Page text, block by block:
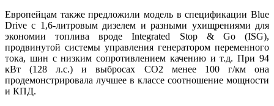
Европейцам также предложили модель в спецификации Blue
Drive с 1,6-литровым дизелем и разными ухищрениями для
экономии топлива вроде Integrated Stop & Go (ISG),
продвинутой системы управления генератором переменного
тока, шин с низким сопротивлением качению и т.д. При 94
кВт (128 л.с.) и выбросах CO2 менее 100 г/км она
продемонстрировала лучшее в классе соотношение мощности
и КПД.